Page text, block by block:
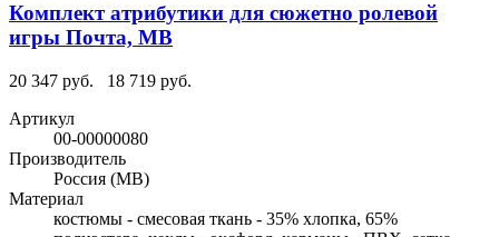
Комплект атрибутики для сюжетно ролевой
игры Почта, МВ
20 347 руб.
18 719 руб.
Артикул
00-00000080
Производитель
Россия (МВ)
Материал
костюмы - смесовая ткань - 35% хлопка, 65%